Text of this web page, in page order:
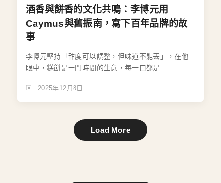
酒香與餅香的文化共鳴：李博元用
Caymus與舊振南，寫下百年品牌的故
事
李博元堅持「甜度可以調整，但味道不能丟」，在他
眼中，糕餅是一門時間的生意，每一口都是...
2025年12月8日
Load More